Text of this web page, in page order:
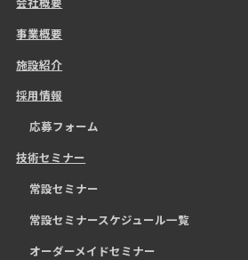
事業概要
施設紹介
採用情報
応募フォーム
技術セミナー
常設セミナー
常設セミナースケジュール一覧
オーダーメイドセミナー